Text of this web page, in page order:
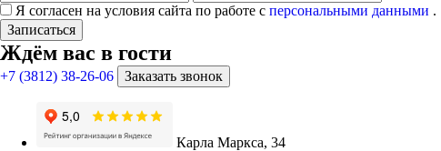
Я согласен на условия сайта по работе с персональными данными .
Записаться
Ждём вас в гости
+7 (3812) 38-26-06 Заказать звонок
Карла Маркса, 34